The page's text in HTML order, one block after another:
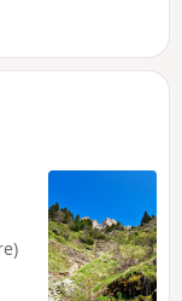
neuen
von
Wanderweg